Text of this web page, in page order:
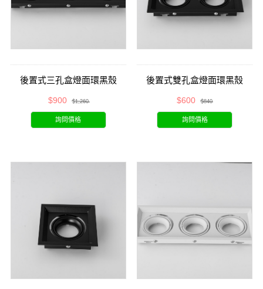
後置式三孔盒燈面環黑殼
$900 $1,260
詢問價格
後置式雙孔盒燈面環黑殼
$600 $840
詢問價格